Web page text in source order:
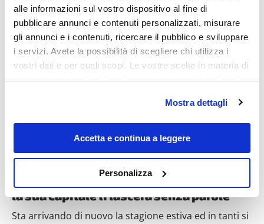
alle informazioni sul vostro dispositivo al fine di
pubblicare annunci e contenuti personalizzati, misurare
gli annunci e i contenuti, ricercare il pubblico e sviluppare
i servizi. Avete la possibilità di scegliere chi utilizza i
vostri dati e per quali scopi. Le vostre scelte in materia di
privacy sono applicabili solo su questa proprietà digitale
modificare o revocare il proprio consenso in qualsiasi
momento dalla Dichiarazione sui cookie o facendo clic
sull'icona di attivazione della privacy.
raccogliere informazioni sulla tua posizione
geografica, con un'approssimazione di qualche
Mostra dettagli
Accetta e continua a leggere
Personalizza
Destinazioni
stai pensando a una vacanza in Riviera,
la sua Capitale ti lascerà senza parole
Sta arrivando di nuovo la stagione estiva ed in tanti si